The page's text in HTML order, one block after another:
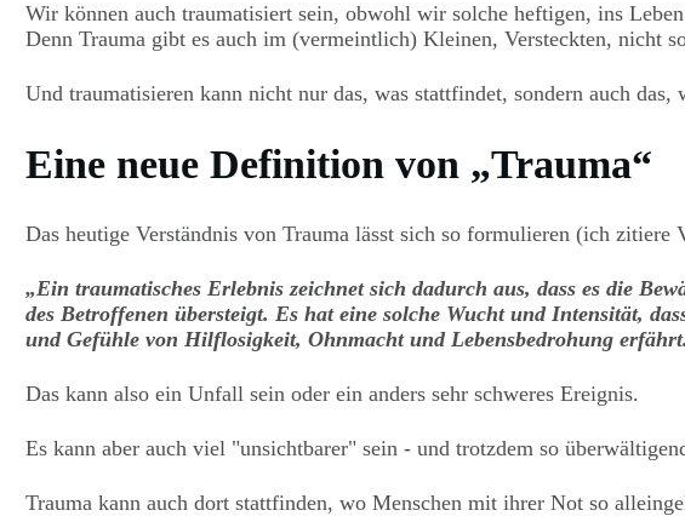
Wir können auch traumatisiert sein, obwohl wir solche heftigen, ins
Denn Trauma gibt es auch im (vermeintlich) Kleinen, Versteckten, nicht
Und traumatisieren kann nicht nur das, was stattfindet, sondern auch das,
Eine neue Definition von „Trauma“
Das heutige Verständnis von Trauma lässt sich so formulieren (ich zitiere
„Ein traumatisches Erlebnis zeichnet sich dadurch aus, dass es die
des Betroffenen übersteigt. Es hat eine solche Wucht und Intensität,
und Gefühle von Hilflosigkeit, Ohnmacht und Lebensbedrohung
Das kann also ein Unfall sein oder ein anders sehr schweres Ereignis.
Es kann aber auch viel "unsichtbarer" sein - und trotzdem so
Trauma kann auch dort stattfinden, wo Menschen mit ihrer Not so